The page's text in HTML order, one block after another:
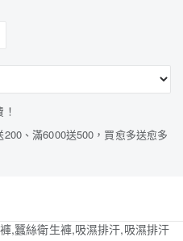
200、滿6000送500，買愈多送愈多